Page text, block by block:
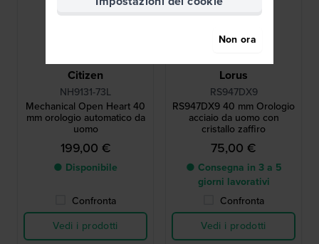
Citizen
NH9131-73L
Mechanical Open Heart 40
mm orologio automatico da
uomo
199,00 €
● Disponibile
Confronta
Vedi i prodotti
Lorus
RS947DX9
RS947DX9 40 mm Orologio
acciaio da uomo con
cristallo zaffiro
75,00 €
● Consegna in 3 a 5
giorni lavorativi
Confronta
Vedi i prodotti
Non ora